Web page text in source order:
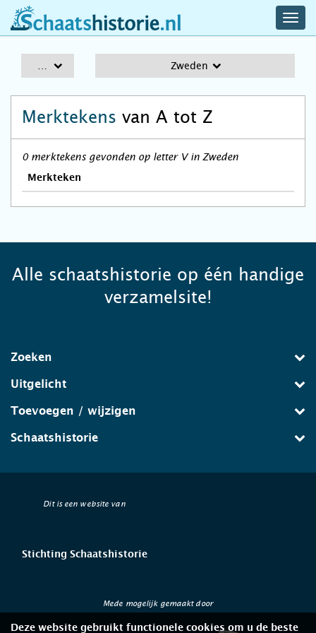
schaatshistorie.nl
Zweden
Merktekens van A tot Z
0 merktekens gevonden op letter V in Zweden
Merkteken
Alle schaatshistorie op één handige
verzamelsite!
Zoeken
Uitgelicht
Toevoegen / wijzigen
Schaatshistorie
Dit is een website van
Stichting Schaatshistorie
Mede mogelijk gemaakt door
Deze website gebruikt functionele cookies om u de beste